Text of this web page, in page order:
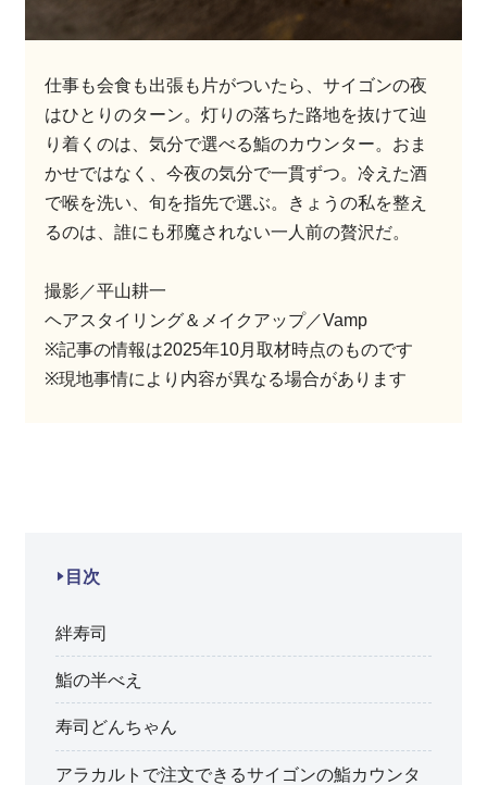
仕事も会食も出張も片がついたら、サイゴンの夜
はひとりのターン。灯りの落ちた路地を抜けて辿
り着くのは、気分で選べる鮨のカウンター。おま
かせではなく、今夜の気分で一貫ずつ。冷えた酒
で喉を洗い、旬を指先で選ぶ。きょうの私を整え
るのは、誰にも邪魔されない一人前の贅沢だ。
撮影／平山耕一
ヘアスタイリング＆メイクアップ／Vamp
※記事の情報は2025年10月取材時点のものです
※現地事情により内容が異なる場合があります
目次
絆寿司
鮨の半べえ
寿司どんちゃん
アラカルトで注文できるサイゴンの鮨カウンタ